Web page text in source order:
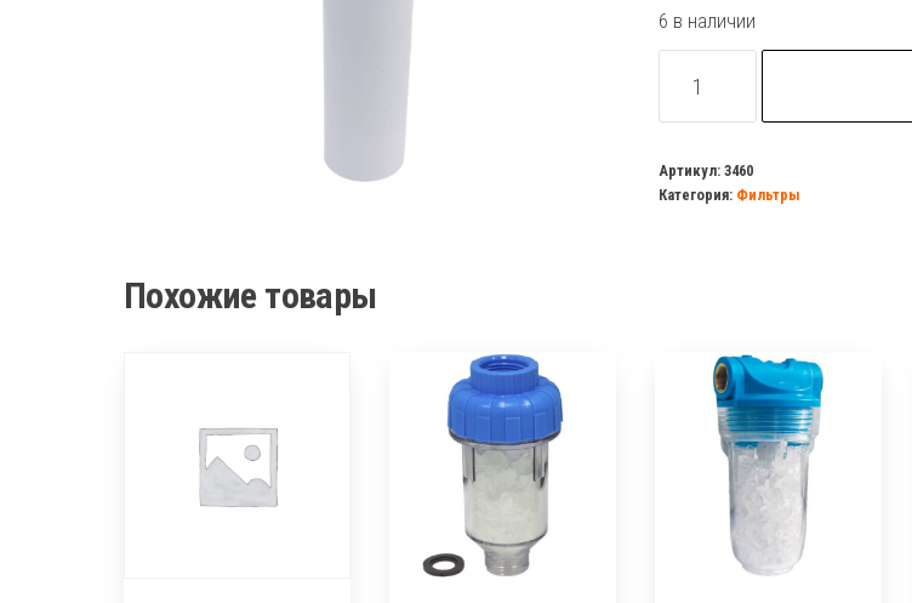
6 в наличии
товара
с
кристаллами
Артикул: 3460
Категория: Фильтры
Похожие товары